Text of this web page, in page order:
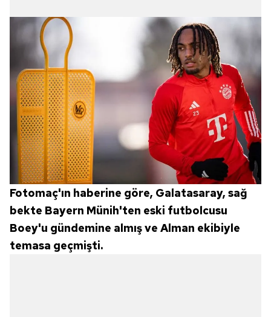
Fotomaç'ın haberine göre, Galatasaray, sağ
bekte Bayern Münih'ten eski futbolcusu
Boey'u gündemine almış ve Alman ekibiyle
temasa geçmişti.